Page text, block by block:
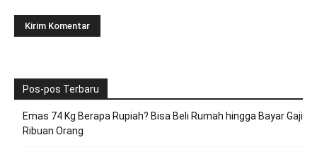
Pos-pos Terbaru
Emas 74 Kg Berapa Rupiah? Bisa Beli Rumah hingga Bayar Gaji
Ribuan Orang